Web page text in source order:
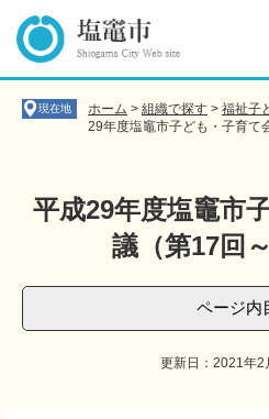
の
ー
現在地 ホーム > 組織で探す > 福祉子
29年度塩竈市子ども・子育て
平成29年度塩竈市
議（第17回
ページ内
更新日：2021年2